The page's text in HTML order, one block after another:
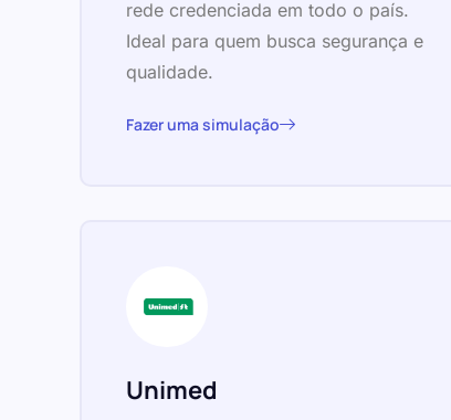
rede credenciada em todo o país.
Ideal para quem busca segurança e
qualidade.
Fazer uma simulação
Unimed